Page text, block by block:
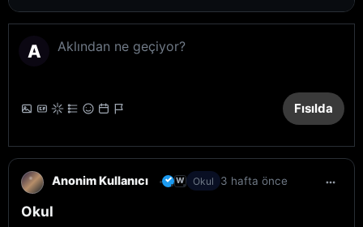
A
Fısılda
Anonim Kullanıcı ✓ W Okul 3 hafta önce
Okul